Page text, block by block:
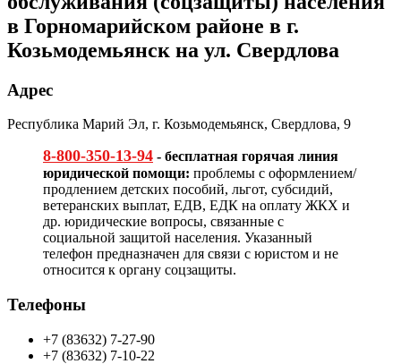
в Горномарийском районе в г.
Козьмодемьянск на ул. Свердлова
Адрес
Республика Марий Эл, г. Козьмодемьянск, Свердлова, 9
8-800-350-13-94 - бесплатная горячая линия
юридической помощи: проблемы с оформлением/
продлением детских пособий, льгот, субсидий,
ветеранских выплат, ЕДВ, ЕДК на оплату ЖКХ и
др. юридические вопросы, связанные с
социальной защитой населения. Указанный
телефон предназначен для связи с юристом и не
относится к органу соцзащиты.
Телефоны
+7 (83632) 7-27-90
+7 (83632) 7-10-22